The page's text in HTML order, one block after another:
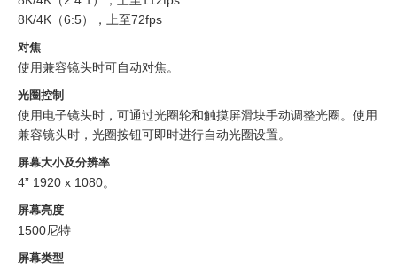
8K/4K（6:5），上至72fps
对焦
使用兼容镜头时可自动对焦。
光圈控制
使用电子镜头时，可通过光圈轮和触摸屏滑块手动调整光圈。使用
兼容镜头时，光圈按钮可即时进行自动光圈设置。
屏幕大小及分辨率
4” 1920 x 1080。
屏幕亮度
1500尼特
屏幕类型